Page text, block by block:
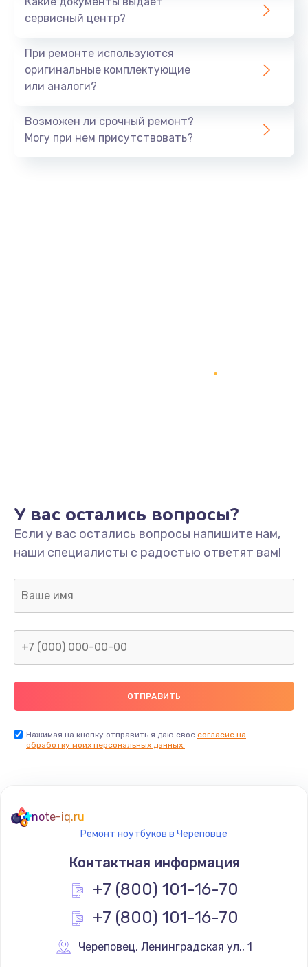
сервисный центр?
При ремонте используются
оригинальные комплектующие
или аналоги?
Возможен ли срочный ремонт?
Могу при нем присутствовать?
У вас остались вопросы?
Если у вас остались вопросы напишите нам,
наши специалисты с радостью ответят вам!
Нажимая на кнопку отправить я даю свое согласие на
обработку моих персональных данных.
note-iq.ru
Ремонт ноутбуков в Череповце
Контактная информация
+7 (800) 101-16-70
+7 (800) 101-16-70
Череповец, Ленинградская ул., 1